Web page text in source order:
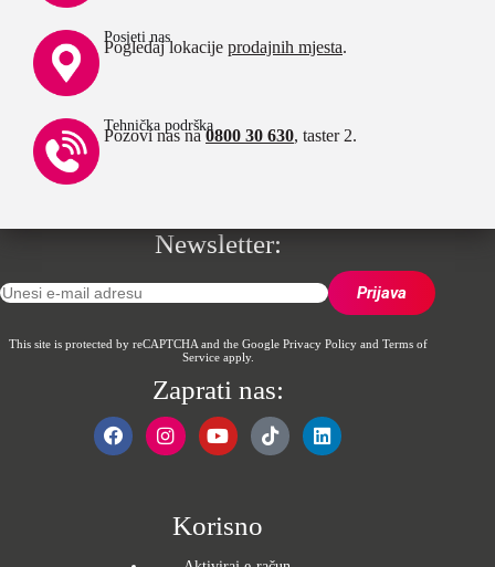
Posjeti nas
Pogledaj lokacije prodajnih mjesta.
Tehnička podrška
Pozovi nas na0800 30 630, taster 2.
Korisno
Newsletter:
This site is protected by reCAPTCHA and the Google Privacy Policyand Terms of
Serviceapply.
Zaprati nas: